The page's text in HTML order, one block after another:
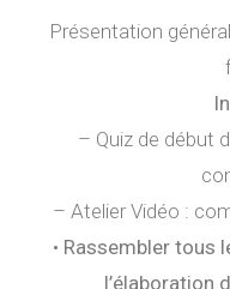
Présentation
– Quiz de début
– Atelier Vidéo :
• Rassembler tous
l’élaboration